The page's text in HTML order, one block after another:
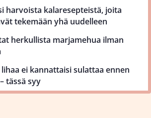
harvoista kalaresepteistä, joita
tekemään yhä uudelleen
herkullista marjamehua ilman
ei kannattaisi sulattaa ennen
tässä syy